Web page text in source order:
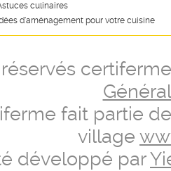
culinaires
d’aménagement pour votre cuisine
fait partie
village
développé par